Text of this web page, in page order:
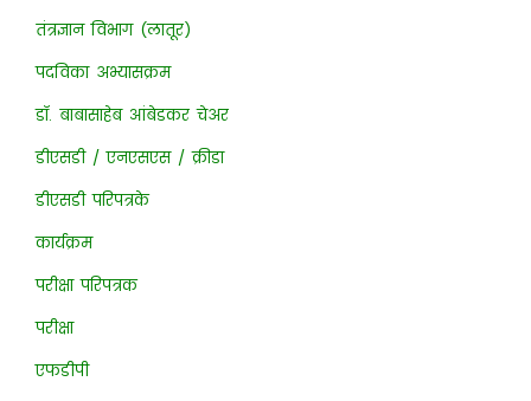
तंत्रज्ञान विभाग (लातूर)
पदविका अभ्यासक्रम
डॉ. बाबासाहेब आंबेडकर चेअर
डीएसडी / एनएसएस / क्रीडा
डीएसडी परिपत्रके
कार्यक्रम
परीक्षा परिपत्रक
परीक्षा
एफडीपी